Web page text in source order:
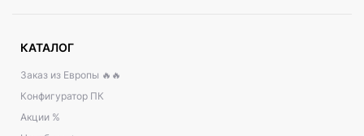
КАТАЛОГ
Заказ из Европы 🔥🔥
Конфигуратор ПК
Акции %